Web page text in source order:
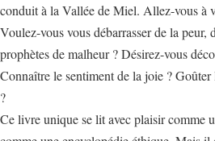
conduit à la Vallée de Miel. Allez-vous à
Voulez-vous vous débarrasser de la peur,
prophètes de malheur ? Désirez-vous
Connaître le sentiment de la joie ?
?
Ce livre unique se lit avec plaisir comme